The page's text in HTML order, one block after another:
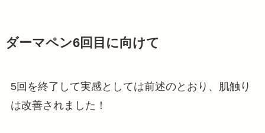
ダーマペン6回目に向けて
5回を終了して実感としては前述のとおり、肌触り
は改善されました！